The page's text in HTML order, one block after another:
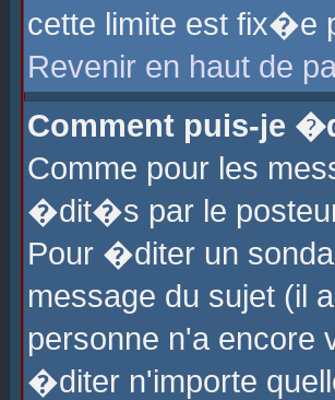
cette limite est fix�e
Revenir en haut de
Comment puis-je
Comme pour les
�dit�s par le
Pour �diter un
message du sujet (il
personne n'a encore
�diter n'importe